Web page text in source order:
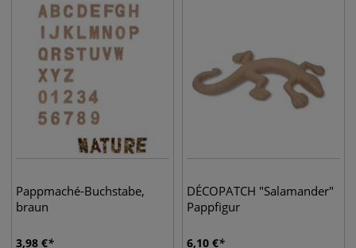
Pappmaché-Buchstabe,
braun
3,98 €
DÉCOPATCH "Salamander"
Pappfigur
6,10 €